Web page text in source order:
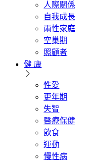
人際關係
自我成長
兩性家庭
空巢期
照顧者
健 康
性愛
更年期
失智
醫療保健
飲食
運動
慢性病